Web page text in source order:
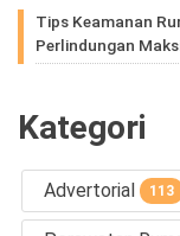
Tips Keamanan
Perlindungan
Kategori
Advertorial 113